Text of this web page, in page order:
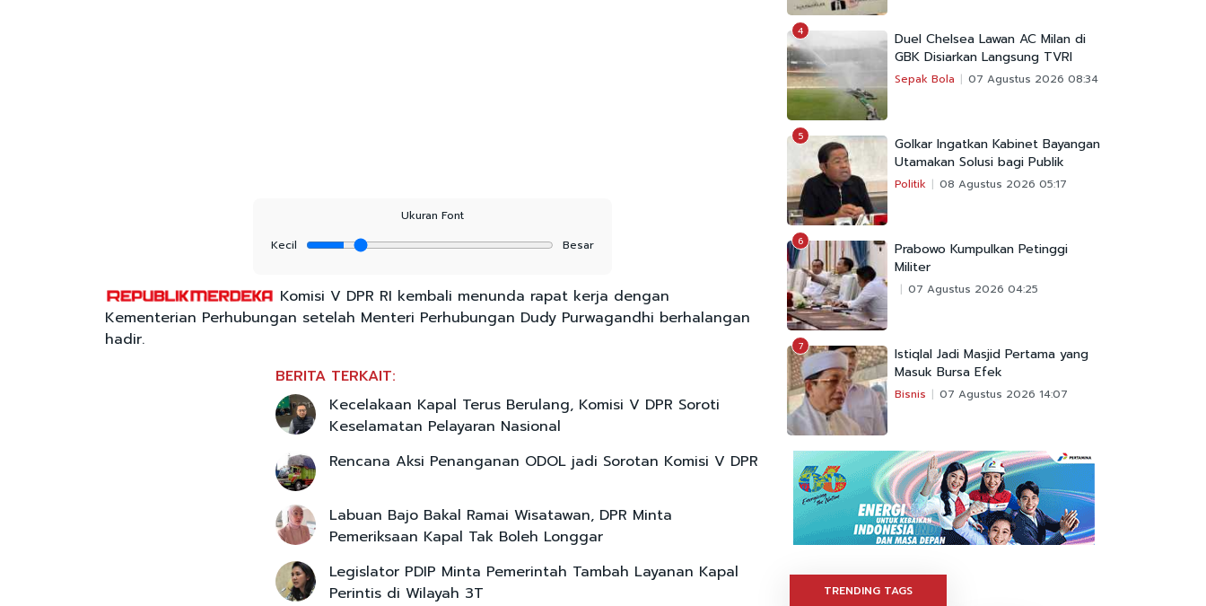
Ukuran Font
Kecil
Besar
Komisi V DPR RI kembali menunda rapat kerja dengan
Kementerian Perhubungan setelah Menteri Perhubungan Dudy Purwagandhi berhalangan
hadir.
BERITA TERKAIT:
Kecelakaan Kapal Terus Berulang, Komisi V DPR Soroti
Keselamatan Pelayaran Nasional
Rencana Aksi Penanganan ODOL jadi Sorotan Komisi V DPR
Labuan Bajo Bakal Ramai Wisatawan, DPR Minta
Pemeriksaan Kapal Tak Boleh Longgar
Legislator PDIP Minta Pemerintah Tambah Layanan Kapal
Perintis di Wilayah 3T
4
Duel Chelsea Lawan AC Milan di
GBK Disiarkan Langsung TVRI
Sepak Bola 07 Agustus 2026 08:34
5
Golkar Ingatkan Kabinet Bayangan
Utamakan Solusi bagi Publik
Politik 08 Agustus 2026 05:17
6
Prabowo Kumpulkan Petinggi
Militer
07 Agustus 2026 04:25
7
Istiqlal Jadi Masjid Pertama yang
Masuk Bursa Efek
Bisnis 07 Agustus 2026 14:07
TRENDING TAGS